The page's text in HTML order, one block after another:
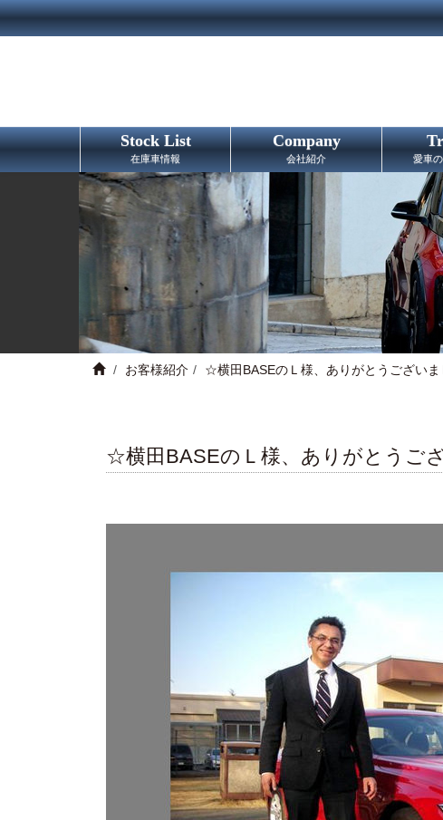
Stock List
在庫車情報
Company
会社紹介 愛車
お客様紹介 ☆横田BASEのＬ様、ありがとうござい
☆横田BASEのＬ様、ありがとうご